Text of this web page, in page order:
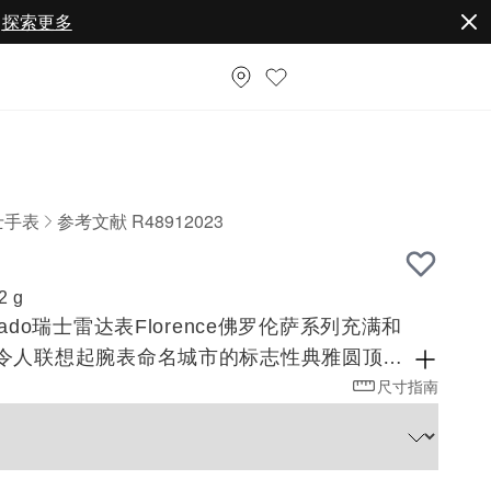
探索更多
表 参考文献 R48912023
g
瑞士雷达表Florence佛罗伦萨系列充满和
人联想起腕表命名城市的标志性典雅圆顶和
英机芯、创新Rado瑞士雷达表金属涂层蓝尺寸指南